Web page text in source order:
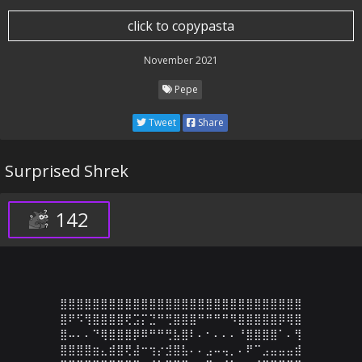
click to copypasta
November 2021
Pepe
Tweet Share
Surprised Shrek
142
⣿⣿⣿⣿⣿⣿⣿⣿⣿⣿⣿⣿⣿⣿⣿⣿⣿⣿⣿⣿⣿⣿⣿⣿⣿⣿⣿⣿⣿⣿
⣿⠟⠫⢻⣿⣿⣿⣿⢟⣩⡍⣙⠛⢛⣿⣿⣿⠛⠛⠛⠛⠻⣿⣿⣿⣿⣿⡿⢿⣿
⣿⠤⠄⠄⠙⢿⣿⣿⣿⡿⠿⠛⠛⢛⣧⣿⠇⠄⠂⠄⠄⠄⠘⣿⣿⣿⣿⠁⠄⢻
⣿⣿⣿⣿⣶⣄⣾⣿⢟⣼⠒⢲⡔⣺⣿⣧⠄⠄⣠⠤⢤⡀⠄⠟⠉⣠⣤⣤⣤⣾